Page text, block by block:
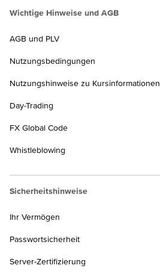
Wichtige Hinweise und AGB
AGB und PLV
Nutzungsbedingungen
Nutzungshinweise zu Kursinformationen
Day-Trading
FX Global Code
Whistleblowing
Sicherheitshinweise
Ihr Vermögen
Passwortsicherheit
Server-Zertifizierung